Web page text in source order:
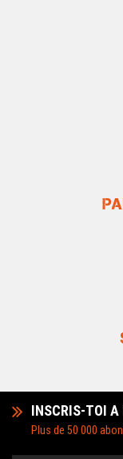
INSCRIS-TOI A
Plus de 50 000